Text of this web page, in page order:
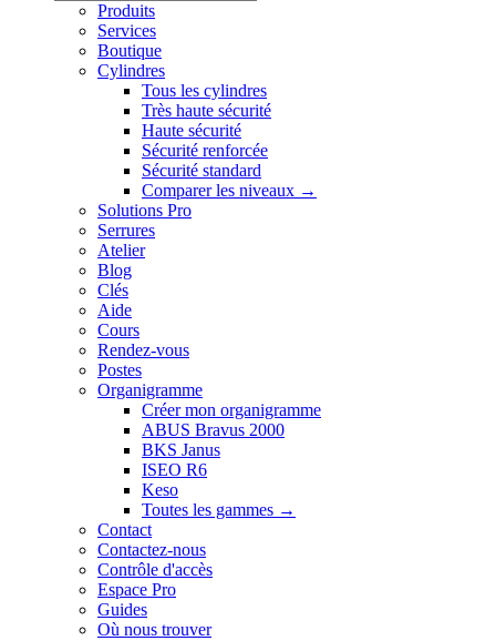
Produits
Services
Boutique
Cylindres
Tous les cylindres
Très haute sécurité
Haute sécurité
Sécurité renforcée
Sécurité standard
Comparer les niveaux →
Solutions Pro
Serrures
Atelier
Blog
Clés
Aide
Cours
Rendez-vous
Postes
Organigramme
Créer mon organigramme
ABUS Bravus 2000
BKS Janus
ISEO R6
Keso
Toutes les gammes →
Contact
Contactez-nous
Contrôle d'accès
Espace Pro
Guides
Où nous trouver